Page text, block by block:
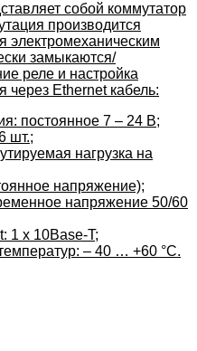
собой коммутатор
производится
электромеханическим
замыкаются/
реле и настройка
через Ethernet кабель:
постоянное 7 – 24 B;
шт.;
нагрузка на
напряжение);
напряжение 50/60
1 x 10Base-T;
– 40 … +60 °C.